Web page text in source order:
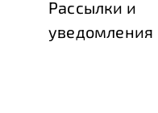
Рассылки и
уведомления